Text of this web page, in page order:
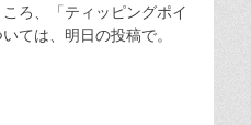
ろ、「ティッピングポイ
ては、明日の投稿で。